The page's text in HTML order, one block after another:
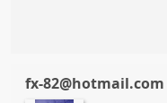
fx-82@hotmail.com